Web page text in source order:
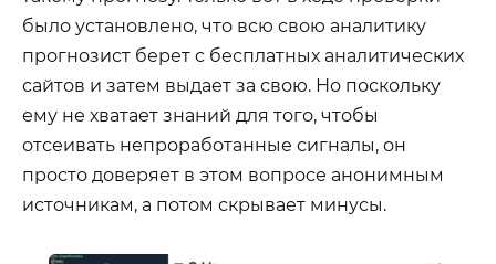
было установлено, что всю свою аналитику
прогнозист берет с бесплатных аналитических
сайтов и затем выдает за свою. Но поскольку
ему не хватает знаний для того, чтобы
отсеивать непроработанные сигналы, он
просто доверяет в этом вопросе анонимным
источникам, а потом скрывает минусы.